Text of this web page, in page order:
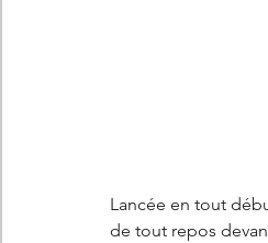
France
Lancée en tout
de tout repos